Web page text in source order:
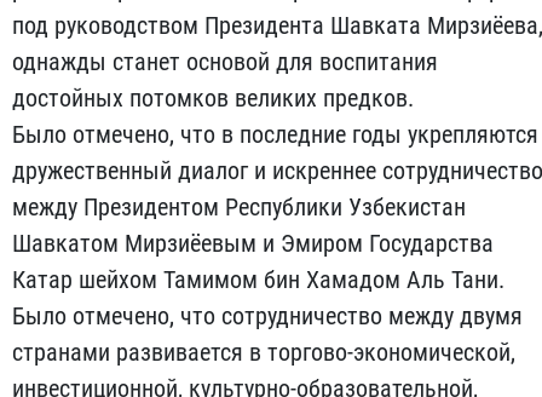
под руководством Президента Шавката Мирзиёева,
однажды станет основой для воспитания
достойных потомков великих предков.
Было отмечено, что в последние годы укрепляются
дружественный диалог и искреннее сотрудничество
между Президентом Республики Узбекистан
Шавкатом Мирзиёевым и Эмиром Государства
Катар шейхом Тамимом бин Хамадом Аль Тани.
Было отмечено, что сотрудничество между двумя
странами развивается в торгово-экономической,
инвестиционной, культурно-образовательной,